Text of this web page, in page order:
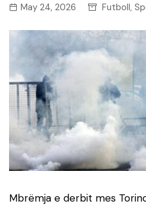
May 24, 2026 Futboll,
Mbrëmja e derbit mes